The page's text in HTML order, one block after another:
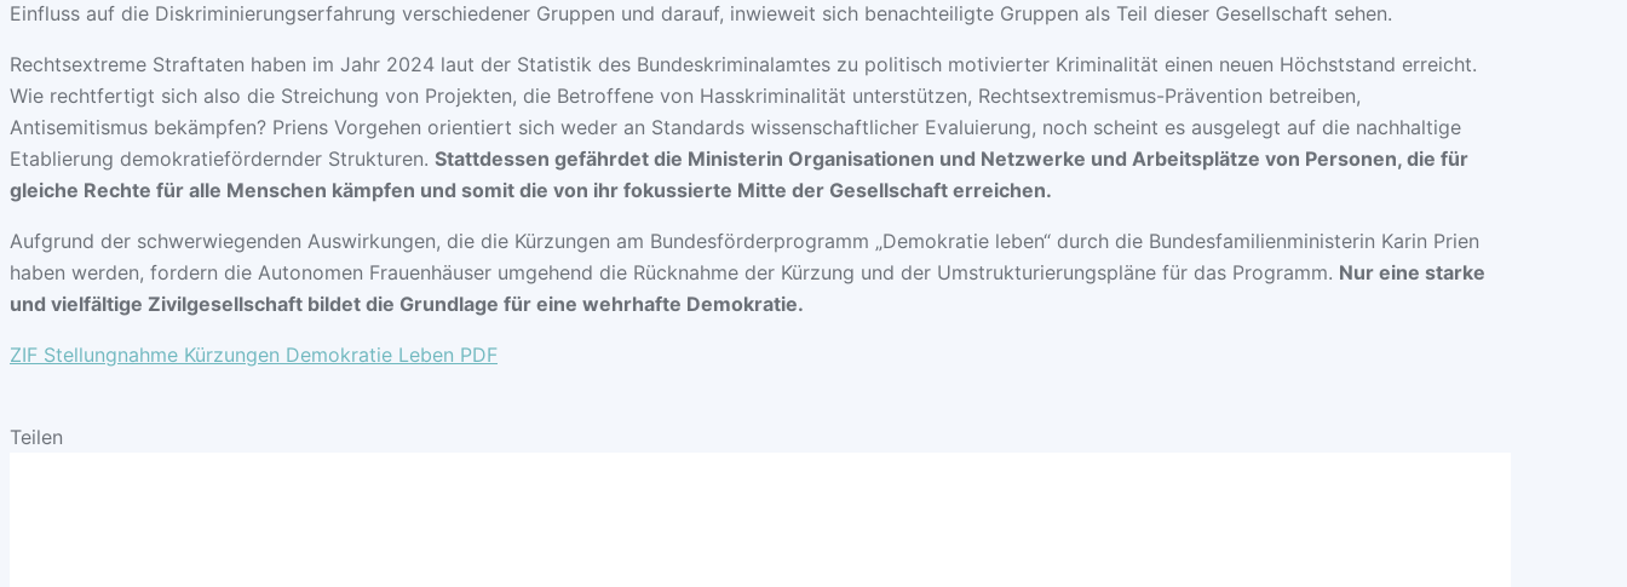
Einfluss auf die Diskriminierungserfahrung verschiedener Gruppen und darauf, inwieweit sich benachteiligte Gruppen als Teil dieser Gesellschaft sehen.
Rechtsextreme Straftaten haben im Jahr 2024 laut der Statistik des Bundeskriminalamtes zu politisch motivierter Kriminalität einen neuen Höchststand erreicht.
Wie rechtfertigt sich also die Streichung von Projekten, die Betroffene von Hasskriminalität unterstützen, Rechtsextremismus-Prävention betreiben,
Antisemitismus bekämpfen? Priens Vorgehen orientiert sich weder an Standards wissenschaftlicher Evaluierung, noch scheint es ausgelegt auf die nachhaltige
Etablierung demokratiefördernder Strukturen. Stattdessen gefährdet die Ministerin Organisationen und Netzwerke und Arbeitsplätze von Personen, die für
gleiche Rechte für alle Menschen kämpfen und somit die von ihr fokussierte Mitte der Gesellschaft erreichen.
Aufgrund der schwerwiegenden Auswirkungen, die die Kürzungen am Bundesförderprogramm „Demokratie leben“ durch die Bundesfamilienministerin Karin Prien
haben werden, fordern die Autonomen Frauenhäuser umgehend die Rücknahme der Kürzung und der Umstrukturierungspläne für das Programm. Nur eine starke
und vielfältige Zivilgesellschaft bildet die Grundlage für eine wehrhafte Demokratie.
ZIF Stellungnahme Kürzungen Demokratie Leben PDF
Teilen